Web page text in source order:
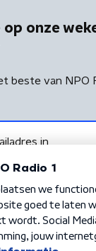
op onze
beste van NPO